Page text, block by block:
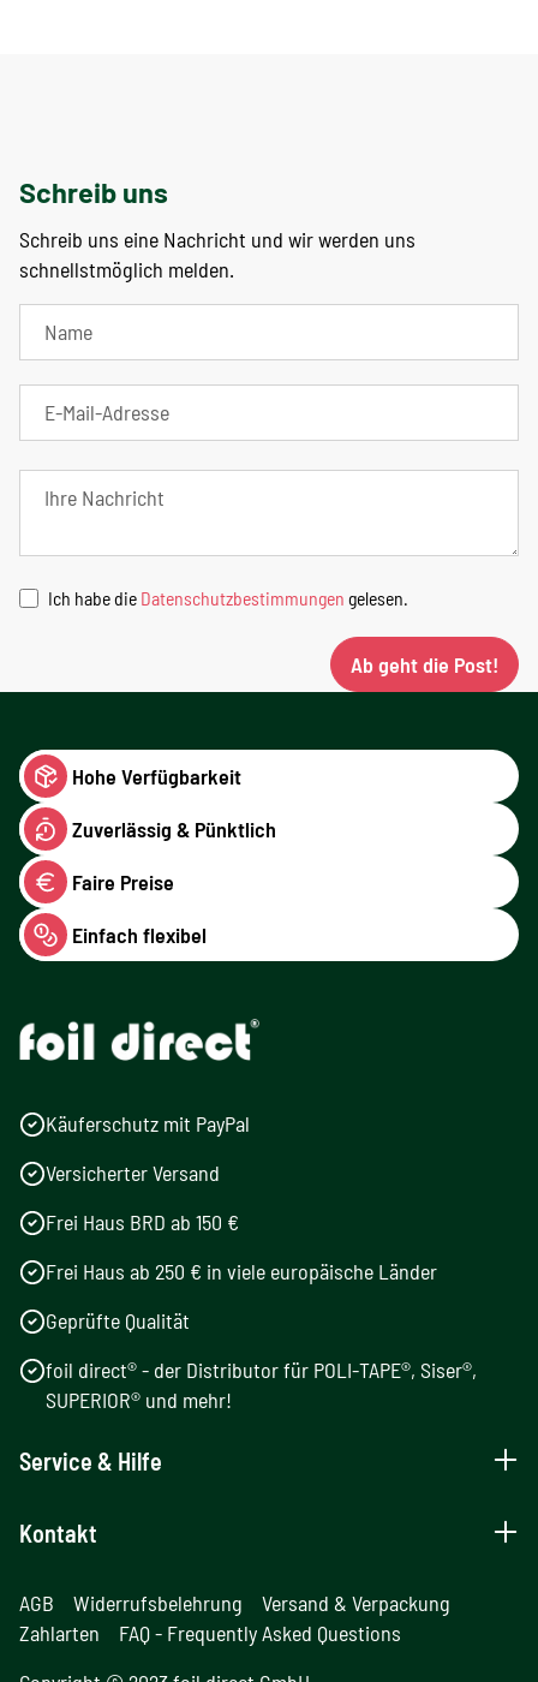
Schreib uns
Schreib uns eine Nachricht und wir werden uns
schnellstmöglich melden.
Ich habe die Datenschutzbestimmungen gelesen.
Ab geht die Post!
Hohe Verfügbarkeit
Zuverlässig & Pünktlich
Faire Preise
Einfach flexibel
Käuferschutz mit PayPal
Versicherter Versand
Frei Haus BRD ab 150 €
Frei Haus ab 250 € in viele europäische Länder
Geprüfte Qualität
foil direct® - der Distributor für POLI-TAPE®, Siser®,
SUPERIOR® und mehr!
Service & Hilfe
Kontakt
AGB Widerrufsbelehrung
Versand & Verpackung
Zahlarten
FAQ - Frequently Asked Questions